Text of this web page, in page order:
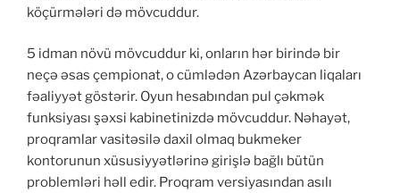
köçürmələri də mövcuddur.
5 idman növü mövcuddur ki, onların hər birində bir
neçə əsas çempionat, o cümlədən Azərbaycan liqaları
fəaliyyət göstərir. Oyun hesabından pul çəkmək
funksiyası şəxsi kabinetinizdə mövcuddur. Nəhayət,
proqramlar vasitəsilə daxil olmaq bukmeker
kontorunun xüsusiyyətlərinə girişlə bağlı bütün
problemləri həll edir. Proqram versiyasından asılı